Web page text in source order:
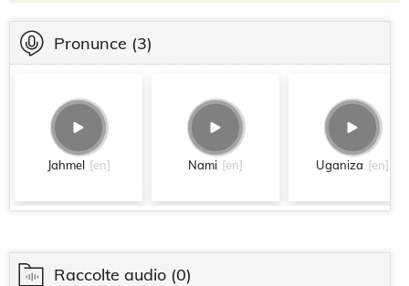
Pronunce (3)
Jahmel [en] Nami [en] Uganiza [en]
Raccolte audio (0)